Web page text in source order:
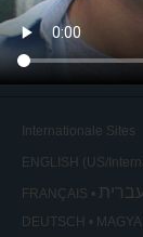
Internationale Sites
ENGLISH (US/
FRANÇAIS עברית
DEUTSCH